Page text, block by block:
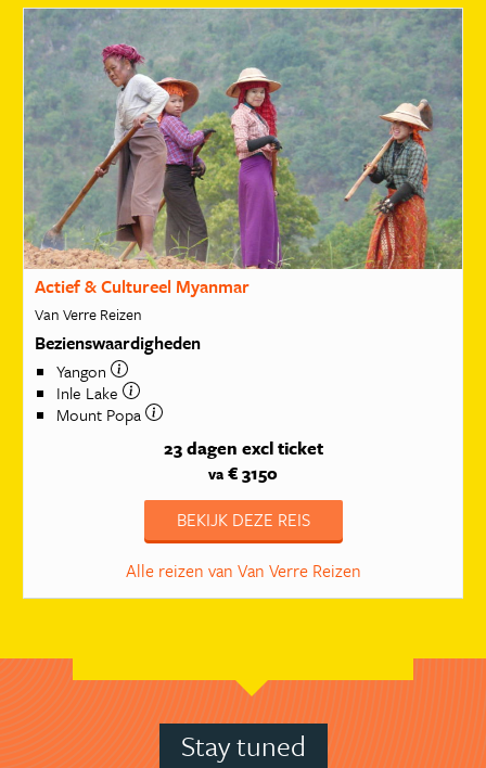
Actief & Cultureel Myanmar
Van Verre Reizen
Bezienswaardigheden
Yangon
Inle Lake
Mount Popa
23 dagen excl ticket
va € 3150
BEKIJK DEZE REIS
Alle reizen van Van Verre Reizen
Stay tuned